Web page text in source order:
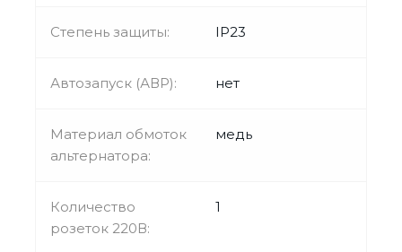
Степень защиты: IP23
Автозапуск (АВР): нет
Материал обмоток
альтернатора:
медь
Количество
розеток 220В:
1